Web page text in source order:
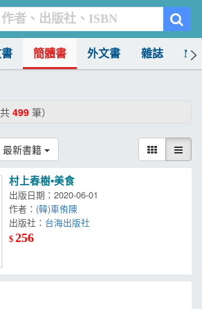
簡體書 外文書 雜誌
499 筆）
最新書籍
村上春樹•美食
出版日期：2020-06-01
作者： (韓)車侑陳
出版社： 台海出版社
$256